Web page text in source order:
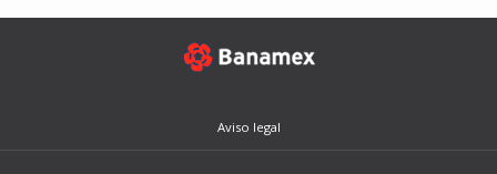
Aviso legal